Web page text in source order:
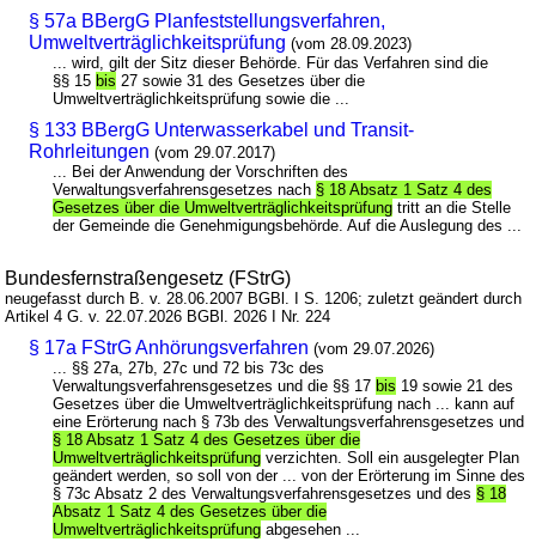
§ 57a BBergG Planfeststellungsverfahren,
Umweltverträglichkeitsprüfung (vom 28.09.2023)
... wird, gilt der Sitz dieser Behörde. Für das Verfahren sind die
§§ 15bis 27 sowie 31 des Gesetzes über die
Umweltverträglichkeitsprüfung sowie die ...
§ 133 BBergG Unterwasserkabel und Transit-
Rohrleitungen (vom 29.07.2017)
... Bei der Anwendung der Vorschriften des
Verwaltungsverfahrensgesetzes nach § 18 Absatz 1 Satz 4 des
Gesetzes über die Umweltverträglichkeitsprüfung tritt an die Stelle
der Gemeinde die Genehmigungsbehörde. Auf die Auslegung des ...
Bundesfernstraßengesetz (FStrG)
neugefasst durch B. v. 28.06.2007 BGBl. I S. 1206; zuletzt geändert durch
Artikel 4 G. v. 22.07.2026 BGBl. 2026 I Nr. 224
§ 17a FStrG Anhörungsverfahren (vom 29.07.2026)
... §§ 27a, 27b, 27c und 72 bis 73c des
Verwaltungsverfahrensgesetzes und die §§ 17bis 19 sowie 21 des
Gesetzes über die Umweltverträglichkeitsprüfung nach ... kann auf
eine Erörterung nach § 73b des Verwaltungsverfahrensgesetzes und
§ 18 Absatz 1 Satz 4 des Gesetzes über die
Umweltverträglichkeitsprüfung verzichten. Soll ein ausgelegter Plan
geändert werden, so soll von der ... von der Erörterung im Sinne des
§ 73c Absatz 2 des Verwaltungsverfahrensgesetzes und des § 18
Absatz 1 Satz 4 des Gesetzes über die
Umweltverträglichkeitsprüfung abgesehen ...